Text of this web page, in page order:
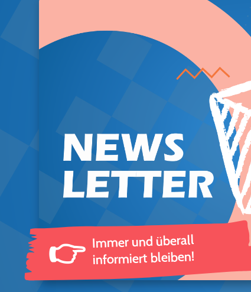
👉 Immer und überall
informiert bleiben!